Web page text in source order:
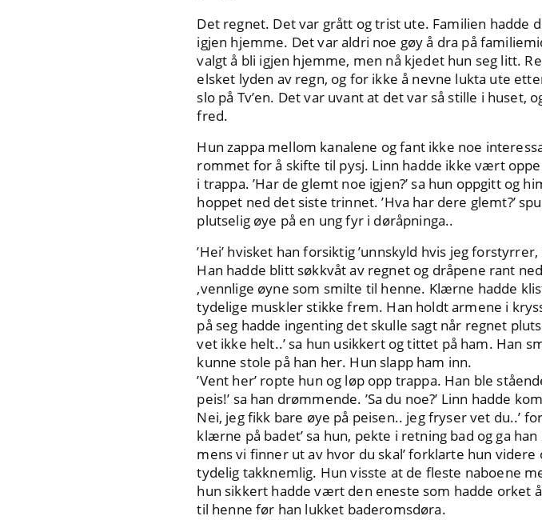
Det regnet. Det var grått og trist ute. Familien hadde
igjen hjemme. Det var aldri noe gøy å dra på
valgt å bli igjen hjemme, men nå kjedet hun seg litt.
elsket lyden av regn, og for ikke å nevne lukta ute
slo på Tv’en. Det var uvant at det var så stille i huset,
fred.
Hun zappa mellom kanalene og fant ikke noe
rommet for å skifte til pysj. Linn hadde ikke vært
i trappa. ’Har de glemt noe igjen?’ sa hun oppgitt og
hoppet ned det siste trinnet. ’Hva har dere glemt?’
plutselig øye på en ung fyr i døråpninga..
’Hei’ hvisket han forsiktig ’unnskyld hvis jeg
Han hadde blitt søkkvåt av regnet og dråpene rant
,vennlige øyne som smilte til henne. Klærne hadde
tydelige muskler stikke frem. Han holdt armene i
på seg hadde ingenting det skulle sagt når regnet
vet ikke helt..’ sa hun usikkert og tittet på ham. Han
kunne stole på han her. Hun slapp ham inn.
’Vent her’ ropte hun og løp opp trappa. Han ble
peis!’ sa han drømmende. ’Sa du noe?’ Linn hadde
Nei, jeg fikk bare øye på peisen.. jeg fryser vet du..’
klærne på badet’ sa hun, pekte i retning bad og ga
mens vi finner ut av hvor du skal’ forklarte hun
tydelig takknemlig. Hun visste at de fleste naboene
hun sikkert hadde vært den eneste som hadde orket
til henne før han lukket baderomsdøra.